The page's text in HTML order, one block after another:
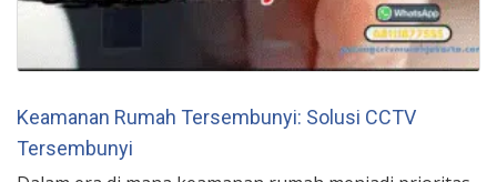
Keamanan Rumah Tersembunyi: Solusi CCTV
Tersembunyi